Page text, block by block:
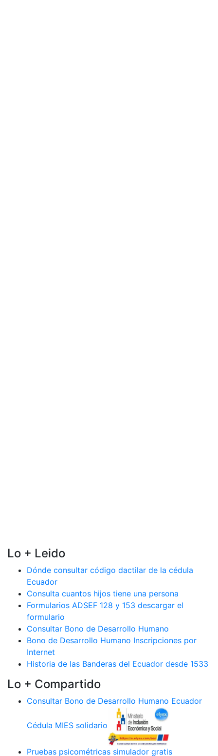
Lo + Leido
Dónde consultar código dactilar de la cédula
Ecuador
Consulta cuantos hijos tiene una persona
Formularios ADSEF 128 y 153 descargar el
formulario
Consultar Bono de Desarrollo Humano
Bono de Desarrollo Humano Inscripciones por
Internet
Historia de las Banderas del Ecuador desde 1533
Lo + Compartido
Consultar Bono de Desarrollo Humano Ecuador
Cédula MIES solidario
Pruebas psicométricas simulador gratis